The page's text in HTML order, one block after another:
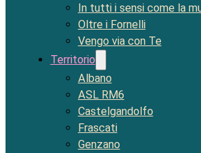
In tutti i sensi come la
Oltre i Fornelli
Vengo via con Te
Territorio
Albano
ASL RM6
Castelgandolfo
Frascati
Genzano